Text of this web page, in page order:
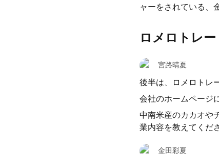
ャーをされている、
ロメロトレ
宮路晴夏
後半は、ロメロトレ
会社のホームページ
中南米産のカカオや
業内容を教えてくだ
金田彩夏